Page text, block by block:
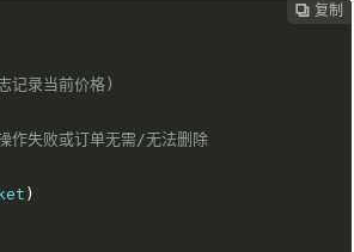
 复制
 复制
 复制
录当前价格)
或订单无需/无法删除
)